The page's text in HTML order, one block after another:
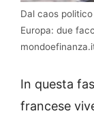
Dal caos
Europa: due
In questa
francese